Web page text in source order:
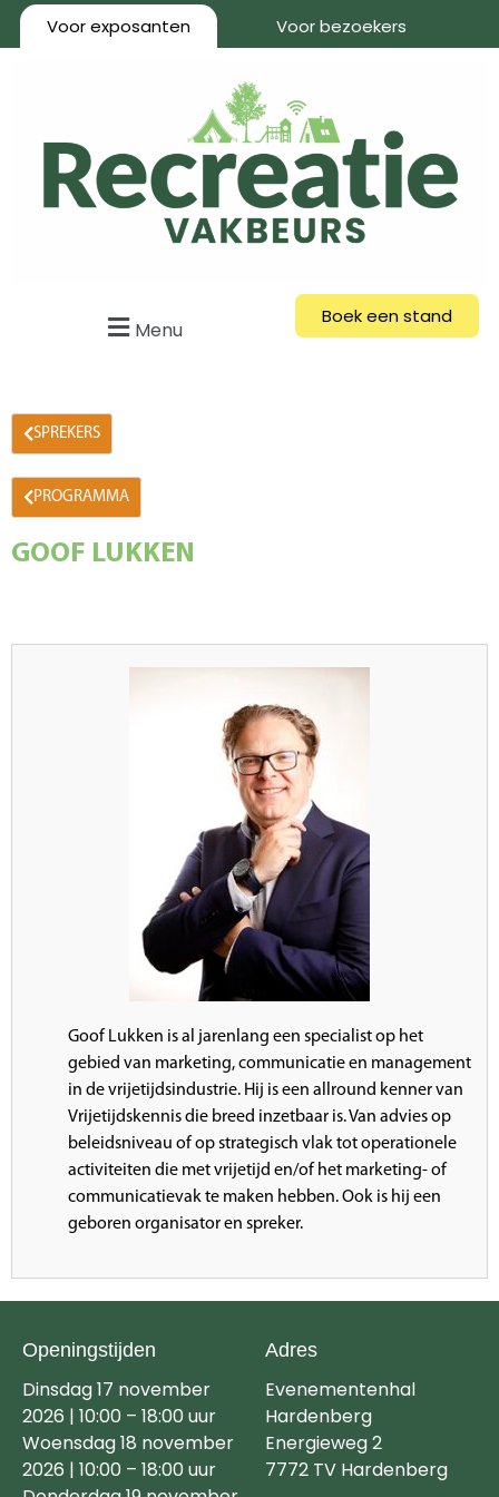
Voor exposanten Voor bezoekers
Menu
Boek een stand
SPREKERS
PROGRAMMA
GOOF LUKKEN
Goof Lukken is al jarenlang een specialist op het
gebied van marketing, communicatie en management
in de vrijetijdsindustrie. Hij is een allround kenner van
Vrijetijdskennis die breed inzetbaar is. Van advies op
beleidsniveau of op strategisch vlak tot operationele
activiteiten die met vrijetijd en/of het marketing- of
communicatievak te maken hebben. Ook is hij een
geboren organisator en spreker.
Openingstijden
Dinsdag 17 november
2026 | 10:00 – 18:00 uur
Woensdag 18 november
2026 | 10:00 – 18:00 uur
Adres
Evenementenhal
Hardenberg
Energieweg 2
7772 TV Hardenberg